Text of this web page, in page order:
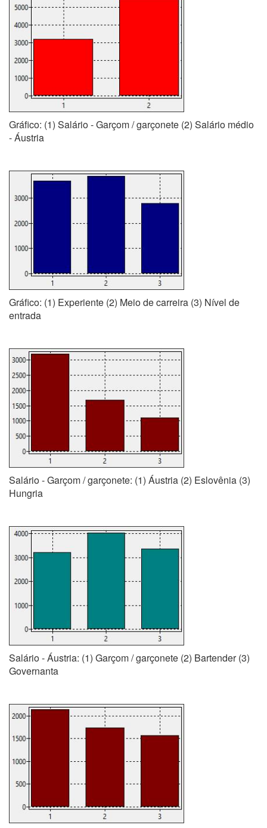
Gráfico: (1) Salário - Garçom / garçonete (2) Salário médio
- Áustria
Gráfico: (1) Experiente (2) Meio de carreira (3) Nível de
entrada
Salário - Garçom / garçonete: (1) Áustria (2) Eslovênia (3)
Hungria
Salário - Áustria: (1) Garçom / garçonete (2) Bartender (3)
Governanta